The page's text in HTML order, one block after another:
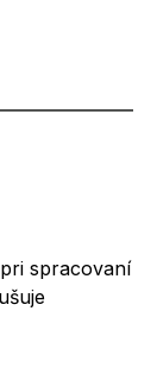
spracovaní